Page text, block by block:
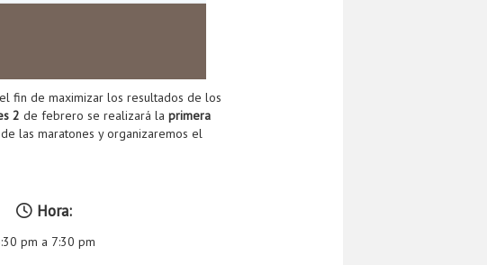
fin de maximizar los resultados de los
2 de febrero se realizará la primera
las maratones y organizaremos el
Hora:
pm a 7:30 pm